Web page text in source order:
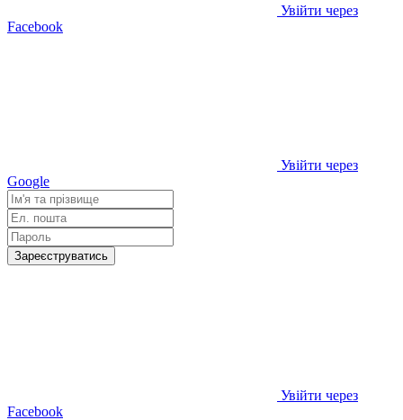
Увійти через
Facebook
Увійти через
Google
Зареєструватись
Увійти через
Facebook